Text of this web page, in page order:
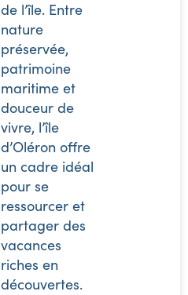
de l’île. Entre
nature
préservée,
patrimoine
maritime et
douceur de
vivre, l’île
d’Oléron offre
un cadre idéal
pour se
ressourcer et
partager des
vacances
riches en
découvertes.